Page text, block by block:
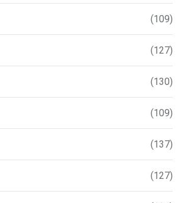
(109)
(127)
(130)
(109)
(137)
(127)